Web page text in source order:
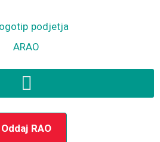
Oddaj RAO